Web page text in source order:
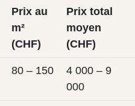
Prix au
m²
(CHF)
Prix total
moyen
(CHF)
80 – 150
4 000 – 9
000